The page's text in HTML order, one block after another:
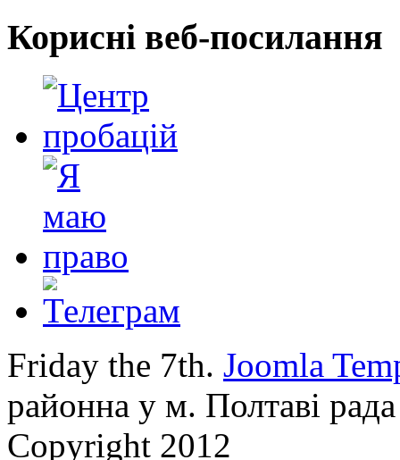
Корисні веб-посилання
Friday the 7th. Joomla
районна у м. Полтаві рада
Copyright 2012